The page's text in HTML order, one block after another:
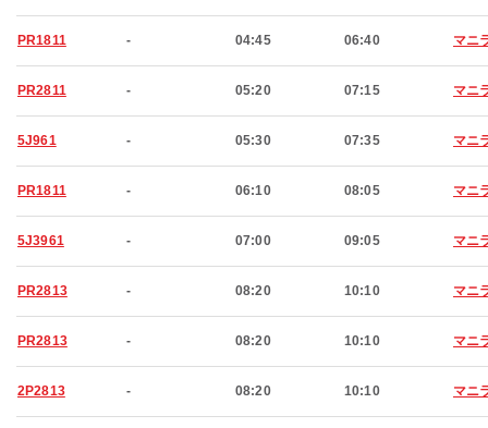
PR1811 - 04:45 06:40 マニ
PR2811 - 05:20 07:15 マニ
5J961 - 05:30 07:35 マニ
PR1811 - 06:10 08:05 マニ
5J3961 - 07:00 09:05 マニ
PR2813 - 08:20 10:10 マニ
PR2813 - 08:20 10:10 マニ
2P2813 - 08:20 10:10 マニ